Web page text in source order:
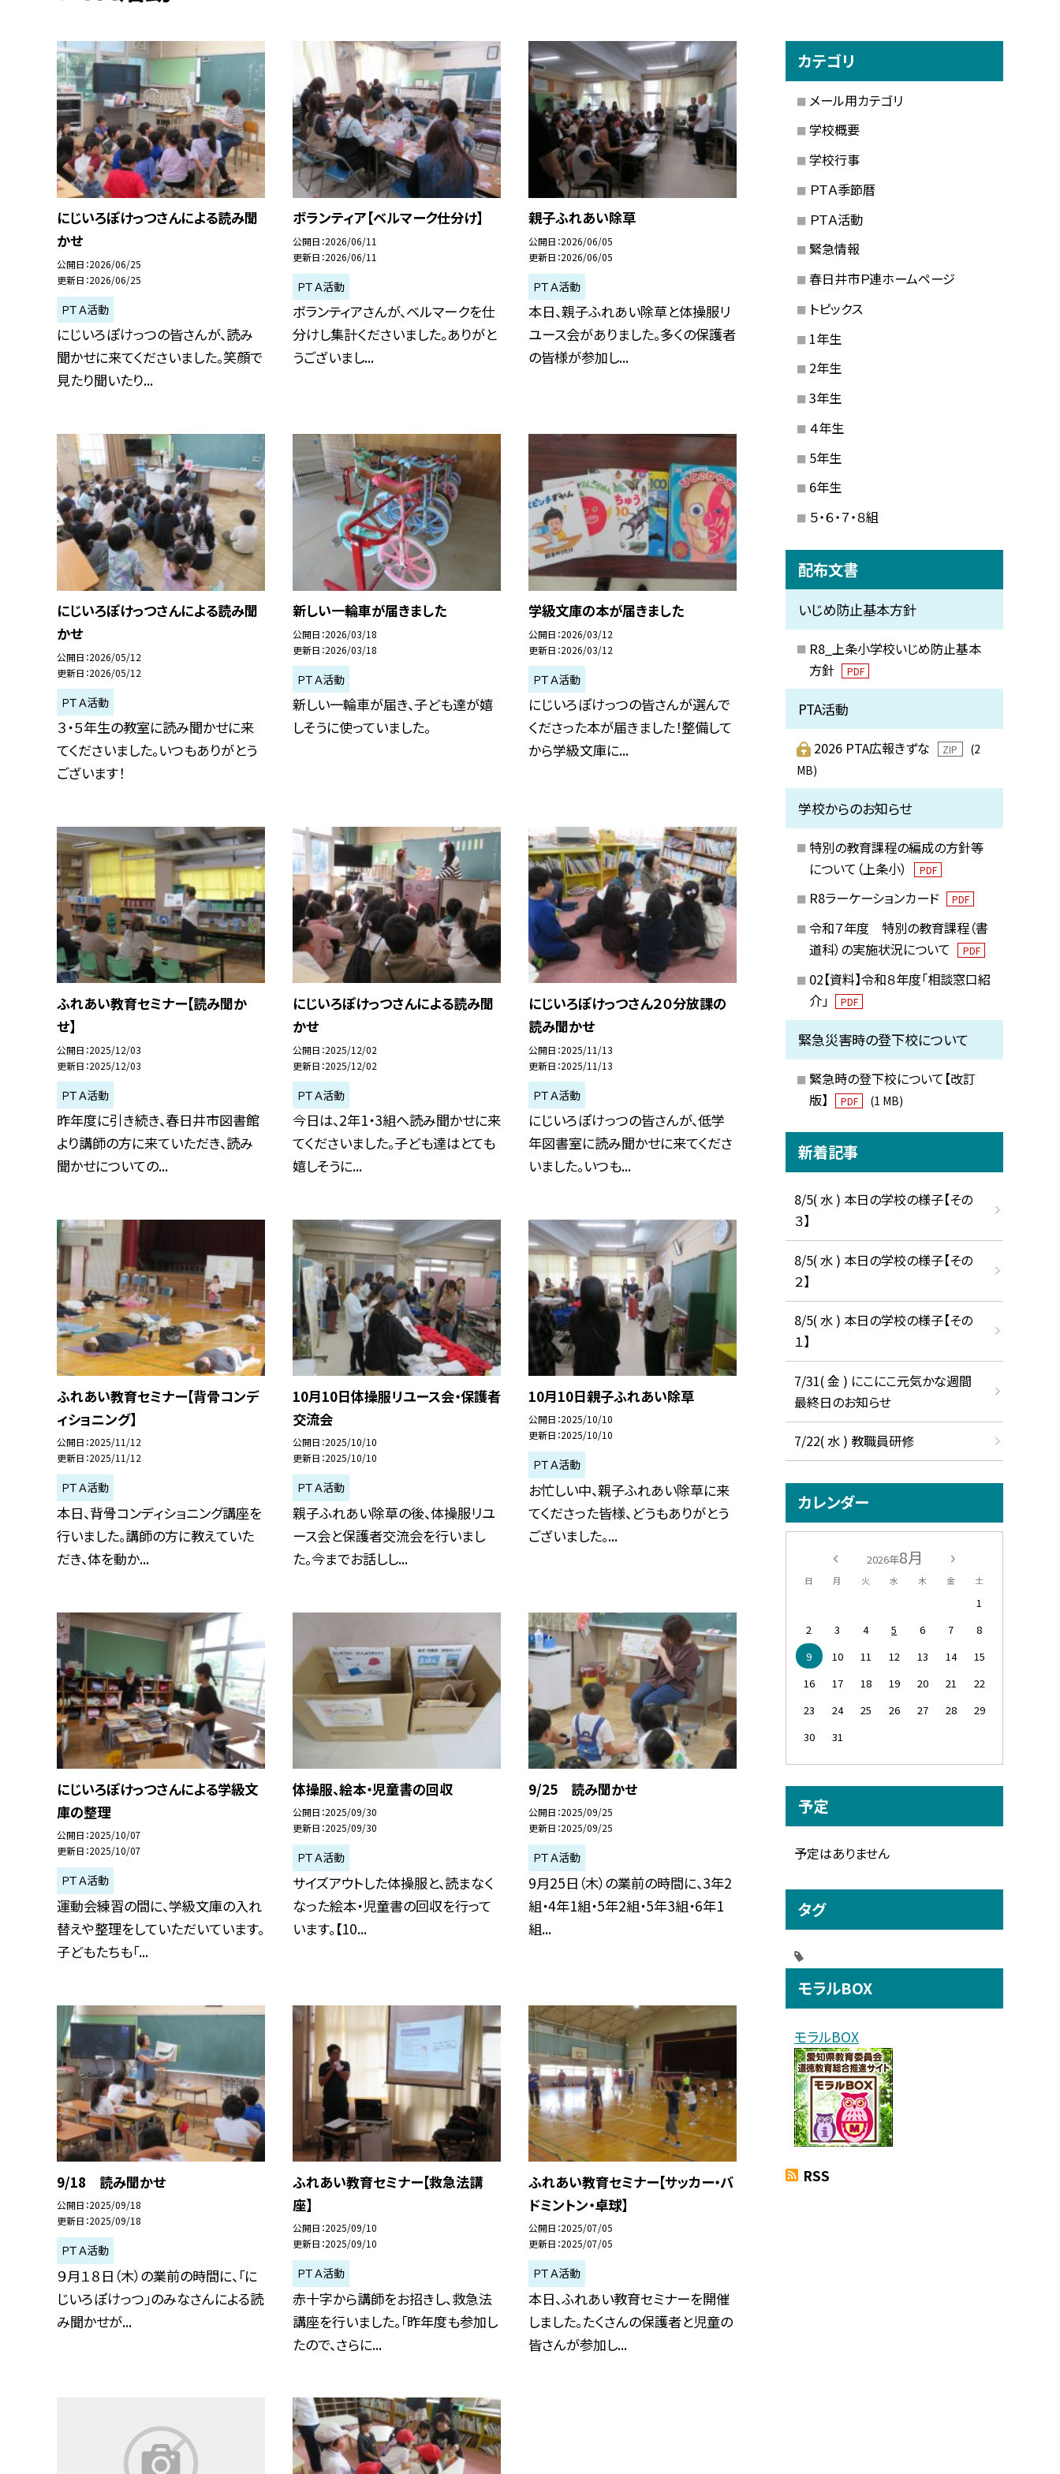
にじいろぽけっつさんによる読み聞
かせ
公開日 2026/06/25
更新日 2026/06/25
ＰＴＡ活動
にじいろぽけっつの皆さんが、読み
聞かせに来てくださいました。笑顔で
見たり聞いたり...
ボランティア【ベルマーク仕分け】
公開日 2026/06/11
更新日 2026/06/11
ＰＴＡ活動
ボランティアさんが、ベルマークを仕
分けし集計くださいました。ありがと
うございまし...
親子ふれあい除草
公開日 2026/06/05
更新日 2026/06/05
ＰＴＡ活動
本日、親子ふれあい除草と体操服リ
ユース会がありました。多くの保護者
の皆様が参加し...
にじいろぽけっつさんによる読み聞
かせ
公開日 2026/05/12
更新日 2026/05/12
ＰＴＡ活動
３・５年生の教室に読み聞かせに来
てくださいました。いつもありがとう
ございます！
新しい一輪車が届きました
公開日 2026/03/18
更新日 2026/03/18
ＰＴＡ活動
新しい一輪車が届き、子ども達が嬉
しそうに使っていました。
学級文庫の本が届きました
公開日 2026/03/12
更新日 2026/03/12
ＰＴＡ活動
にじいろぽけっつの皆さんが選んで
くださった本が届きました！整備して
から学級文庫に...
ふれあい教育セミナー【読み聞か
せ】
公開日 2025/12/03
更新日 2025/12/03
ＰＴＡ活動
昨年度に引き続き、春日井市図書館
より講師の方に来ていただき、読み
聞かせについての...
にじいろぽけっつさんによる読み聞
かせ
公開日 2025/12/02
更新日 2025/12/02
ＰＴＡ活動
今日は、2年1・3組へ読み聞かせに来
てくださいました。子ども達はとても
嬉しそうに...
にじいろぽけっつさん２０分放課の
読み聞かせ
公開日 2025/11/13
更新日 2025/11/13
ＰＴＡ活動
にじいろぽけっつの皆さんが、低学
年図書室に読み聞かせに来てくださ
いました。いつも...
ふれあい教育セミナー【背骨コンデ
ィショニング】
公開日 2025/11/12
更新日 2025/11/12
ＰＴＡ活動
本日、背骨コンディショニング講座を
行いました。講師の方に教えていた
だき、体を動か...
10月10日体操服リユース会・保護者
交流会
公開日 2025/10/10
更新日 2025/10/10
ＰＴＡ活動
親子ふれあい除草の後、体操服リユ
ース会と保護者交流会を行いまし
た。今までお話しし...
10月10日親子ふれあい除草
公開日 2025/10/10
更新日 2025/10/10
ＰＴＡ活動
お忙しい中、親子ふれあい除草に来
てくださった皆様、どうもありがとう
ございました。...
にじいろぽけっつさんによる学級文
庫の整理
公開日 2025/10/07
更新日 2025/10/07
ＰＴＡ活動
運動会練習の間に、学級文庫の入れ
替えや整理をしていただいています。
子どもたちも「...
体操服、絵本・児童書の回収
公開日 2025/09/30
更新日 2025/09/30
ＰＴＡ活動
サイズアウトした体操服と、読まなく
なった絵本・児童書の回収を行って
います。【10...
9/25 読み聞かせ
公開日 2025/09/25
更新日 2025/09/25
ＰＴＡ活動
9月25日（木）の業前の時間に、3年2
組・4年1組・5年2組・5年3組・6年1
組...
9/18 読み聞かせ
公開日 2025/09/18
更新日 2025/09/18
ＰＴＡ活動
９月１８日（木）の業前の時間に、「に
じいろぽけっつ」のみなさんによる読
み聞かせが...
ふれあい教育セミナー【救急法講
座】
公開日 2025/09/10
更新日 2025/09/10
ＰＴＡ活動
赤十字から講師をお招きし、救急法
講座を行いました。「昨年度も参加し
たので、さらに...
ふれあい教育セミナー【サッカー・バ
ドミントン・卓球】
公開日 2025/07/05
更新日 2025/07/05
ＰＴＡ活動
本日、ふれあい教育セミナーを開催
しました。たくさんの保護者と児童の
皆さんが参加し...
カテゴリ
メール用カテゴリ
学校概要
学校行事
ＰＴＡ季節暦
ＰＴＡ活動
緊急情報
春日井市Ｐ連ホームページ
トピックス
1年生
2年生
3年生
４年生
5年生
6年生
５・６・７・８組
配布文書
いじめ防止基本方針
R8_上条小学校いじめ防止基本
方針
PDF
PTA活動
2026 PTA広報きずな ZIP
(2
MB)
学校からのお知らせ
特別の教育課程の編成の方針等
について（上条小）
PDF
R8ラーケーションカード PDF
令和７年度 特別の教育課程（書
道科）の実施状況について
PDF
02【資料】令和８年度「相談窓口紹
介」
PDF
緊急災害時の登下校について
緊急時の登下校について【改訂
版】
PDF (1 MB)
新着記事
8/5( 水 ) 本日の学校の様子【その
３】
8/5( 水 ) 本日の学校の様子【その
２】
8/5( 水 ) 本日の学校の様子【その
１】
7/31( 金 ) にこにこ元気かな週間
最終日のお知らせ
7/22( 水 ) 教職員研修
カレンダー
2026年8月
日 月 火 水 木 金 土
1
2
3 4 5 6 7
8
9
10 11 12 13 14
15
16
17 18 19 20 21
22
23
24 25 26 27 28
29
30
31
予定
予定はありません
タグ
モラルBOX
モラルBOX
RSS